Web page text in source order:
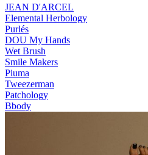
JEAN D'ARCEL
Elemental Herbology
Purlés
DOU My Hands
Wet Brush
Smile Makers
Piuma
Tweezerman
Patchology
Bbody